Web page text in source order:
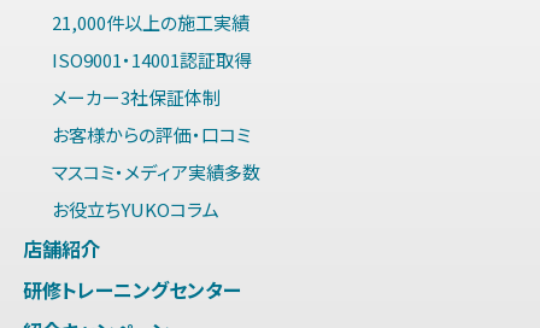
21,000件以上の施工実績
ISO9001・14001認証取得
メーカー3社保証体制
お客様からの評価・口コミ
マスコミ・メディア実績多数
お役立ちYUKOコラム
店舗紹介
研修トレーニングセンター